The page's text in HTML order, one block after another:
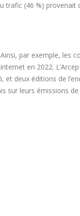
(46 %) provenait
par exemple, les
en 2022. L’Arcep
deux éditions de
sur leurs émissions